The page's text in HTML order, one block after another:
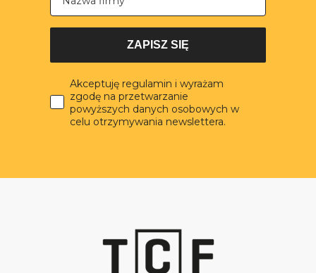
ZAPISZ SIĘ
Akceptuję regulamin i wyrażam
zgodę na przetwarzanie
powyższych danych osobowych w
celu otrzymywania newslettera.